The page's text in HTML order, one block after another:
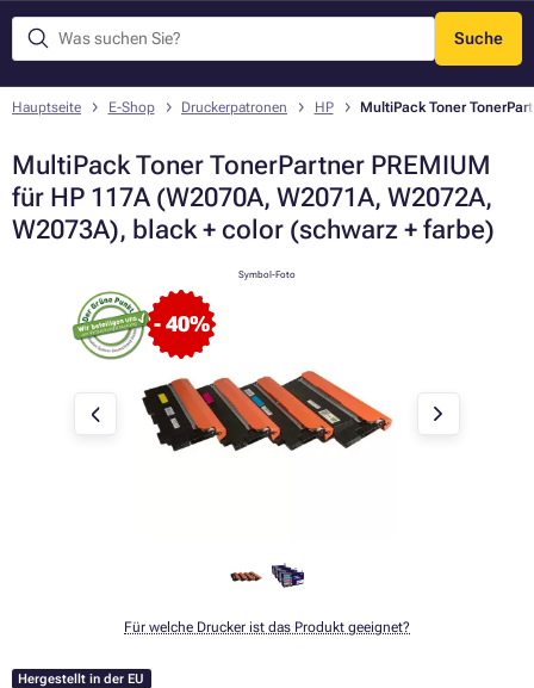
Suche
Menü
Hauptseite E-Shop Druckerpatronen HP MultiPack Toner
MultiPack Toner TonerPartner PREMIUM
für HP 117A (W2070A, W2071A, W2072A,
W2073A), black + color (schwarz + farbe)
- 40%
Symbol-Foto
Für welche Drucker ist das Produkt geeignet?
Hergestellt in der EU